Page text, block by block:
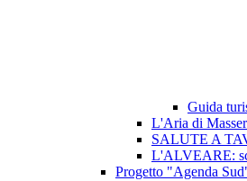
Guida
L'Aria di
SALUTE A
L'ALVEARE:
Progetto "Agenda